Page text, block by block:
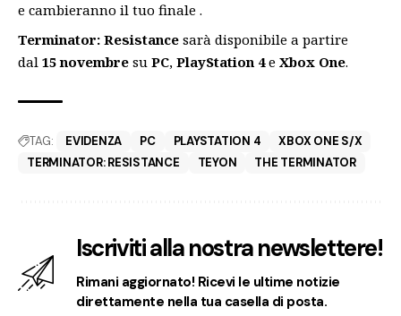
e cambieranno il tuo finale .
Terminator: Resistance sarà disponibile a partire
dal 15 novembre su PC, PlayStation 4e Xbox One.
TAG: EVIDENZA PC PLAYSTATION 4
XBOX ONE S/X
TERMINATOR: RESISTANCE
TEYON THE TERMINATOR
Iscriviti alla nostra newslettere!
Rimani aggiornato! Ricevi le ultime notizie
direttamente nella tua casella di posta.